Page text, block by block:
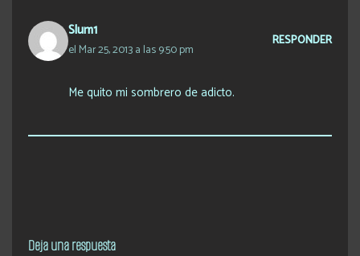
Slum1
el Mar 25, 2013 a las 9:50 pm
RESPONDER
Me quito mi sombrero de adicto.
Deja una respuesta